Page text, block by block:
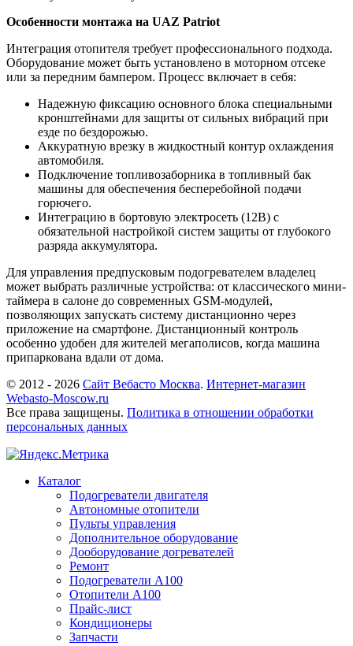
Особенности монтажа на UAZ Patriot
Интеграция отопителя требует профессионального подхода.
Оборудование может быть установлено в моторном отсеке
или за передним бампером. Процесс включает в себя:
Надежную фиксацию основного блока специальными
кронштейнами для защиты от сильных вибраций при
езде по бездорожью.
Аккуратную врезку в жидкостный контур охлаждения
автомобиля.
Подключение топливозаборника в топливный бак
машины для обеспечения бесперебойной подачи
горючего.
Интеграцию в бортовую электросеть (12В) с
обязательной настройкой систем защиты от глубокого
разряда аккумулятора.
Для управления предпусковым подогревателем владелец
может выбрать различные устройства: от классического мини-
таймера в салоне до современных GSM-модулей,
позволяющих запускать систему дистанционно через
приложение на смартфоне. Дистанционный контроль
особенно удобен для жителей мегаполисов, когда машина
припаркована вдали от дома.
© 2012 - 2026 Сайт Вебасто Москва. Интернет-магазин
Webasto-Moscow.ru
Все права защищены. Политика в отношении обработки
персональных данных
Каталог
Подогреватели двигателя
Автономные отопители
Пульты управления
Дополнительное оборудование
Дооборудование догревателей
Ремонт
Подогреватели A100
Отопители A100
Прайс-лист
Кондиционеры
Запчасти